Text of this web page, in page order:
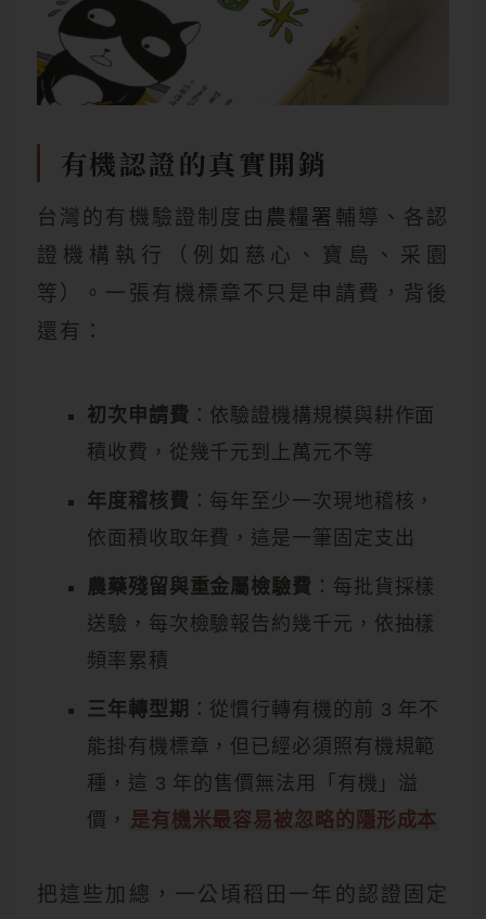
有機認證的真實開銷
台灣的有機驗證制度由 農糧署 輔導、各認
證機構執行（例如慈心、寶島、采園
等）。一張有機標章不只是申請費，背後
還有：
初次申請費 ：依驗證機構規模與耕作面
積收費，從幾千元到上萬元不等
年度稽核費 ：每年至少一次現地稽核，
依面積收取年費，這是一筆固定支出
農藥殘留與重金屬檢驗費 ：每批貨採樣
送驗，每次檢驗報告約幾千元，依抽樣
頻率累積
三年轉型期 ：從慣行轉有機的前 3 年不
能掛有機標章，但已經必須照有機規範
種，這 3 年的售價無法用「有機」溢
價， 是有機米最容易被忽略的隱形成本
把這些加總，一公頃稻田一年的認證固定